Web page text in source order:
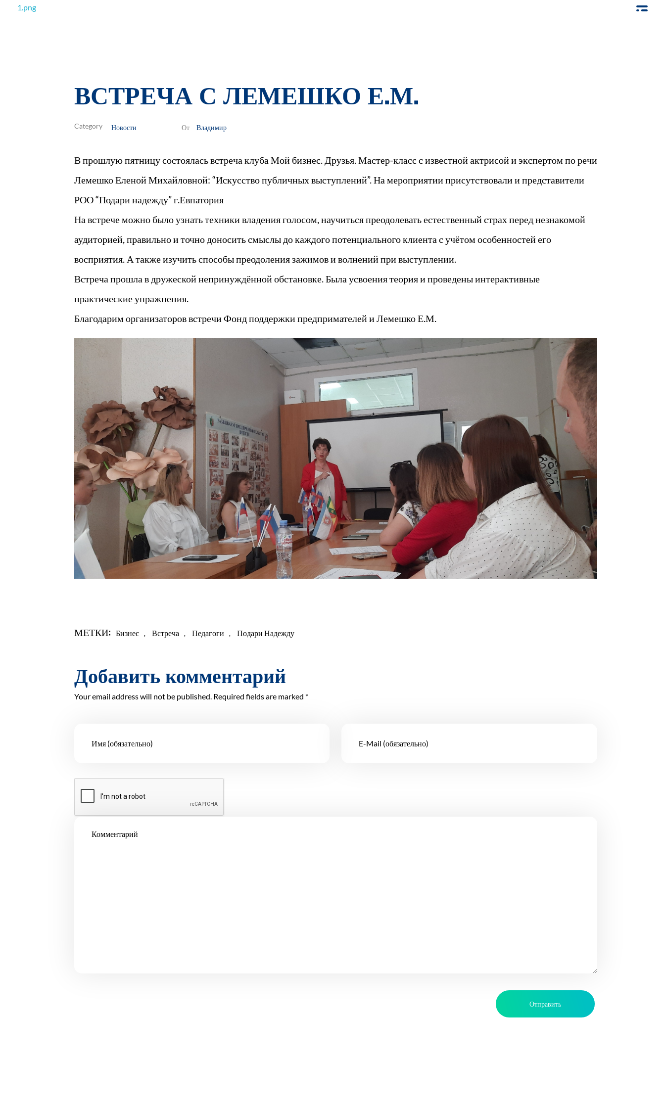
ВСТРЕЧА С ЛЕМЕШКО Е.М.
От Владимир
Новости
В прошлую пятницу состоялась встреча клуба Мой бизнес. Друзья. Мастер-класс с известной актрисой и экспертом по речи
Лемешко Еленой Михайловной: “Искусство публичных выступлений”. На мероприятии присутствовали и представители
РОО “Подари надежду” г.Евпатория
На встрече можно было узнать техники владения голосом, научиться преодолевать естественный страх перед незнакомой
аудиторией, правильно и точно доносить смыслы до каждого потенциального клиента с учётом особенностей его
восприятия. А также изучить способы преодоления зажимов и волнений при выступлении.
Встреча прошла в дружеской непринуждённой обстановке. Была усвоения теория и проведены интерактивные
практические упражнения.
Благодарим организаторов встречи Фонд поддержки предпримателей и Лемешко Е.М.
МЕТКИ: Бизнес , Встреча , Педагоги , Подари Надежду
Добавить комментарий
Your email address will not be published. Required fields are marked *